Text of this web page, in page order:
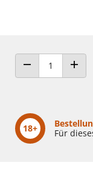
ANZAHL VERRINGERN
18+
Für